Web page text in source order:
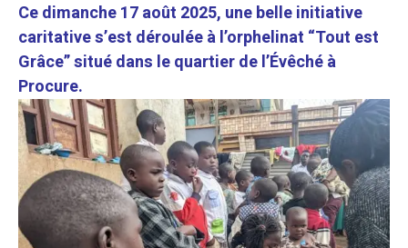
Ce dimanche 17 août 2025, une belle initiative
caritative s’est déroulée à l’orphelinat “Tout est
Grâce” situé dans le quartier de l’Évêché à
Procure.